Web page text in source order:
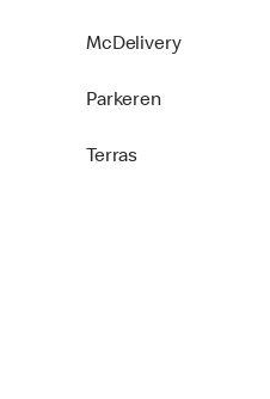
McDelivery
Parkeren
Terras